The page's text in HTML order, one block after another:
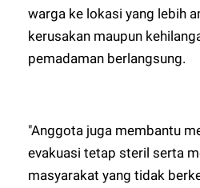
warga ke lokasi yang lebih
kerusakan maupun
pemadaman berlangsung.
"Anggota juga membantu
evakuasi tetap steril serta
masyarakat yang tidak